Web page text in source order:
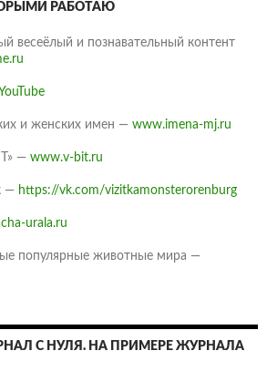
РАБОТАЮ
и познавательный контент
и женских имен — www.imena-mj.ru
— www.v-bit.ru
— https://vk.com/vizitkamonsterorenburg
urala.ru
популярные животные мира —
С НУЛЯ. НА ПРИМЕРЕ ЖУРНАЛА